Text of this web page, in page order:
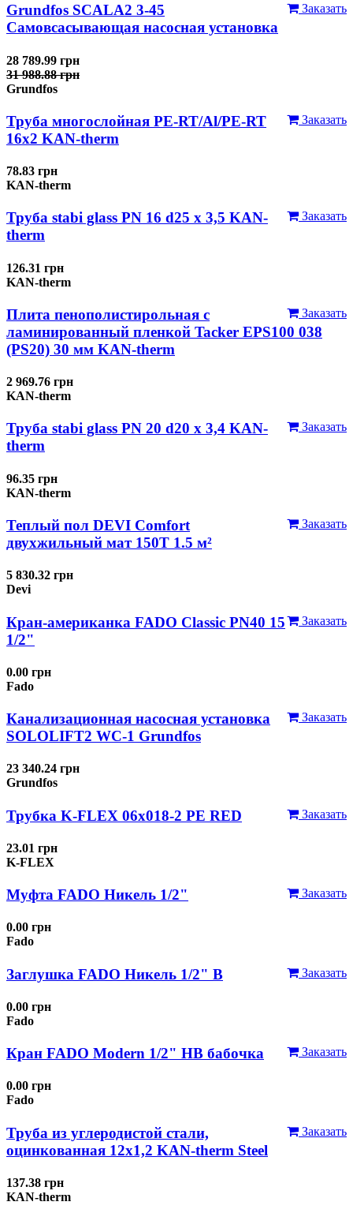
Заказать
Grundfos SCALA2 3-45
Самовсасывающая насосная установка
28 789.99 грн
31 988.88 грн
Grundfos
Заказать
Труба многослойная PE-RT/Al/PE-RT
16x2 KAN-therm
78.83 грн
KAN-therm
Заказать
Труба stabi glass PN 16 d25 х 3,5 KAN-
therm
126.31 грн
KAN-therm
Заказать
Плита пенополистирольная с
ламинированный пленкой Tacker EPS100 038
(PS20) 30 мм KAN-therm
2 969.76 грн
KAN-therm
Заказать
Труба stabi glass PN 20 d20 х 3,4 KAN-
therm
96.35 грн
KAN-therm
Заказать
Теплый пол DEVI Comfort
двухжильный мат 150T 1.5 м²
5 830.32 грн
Devi
Заказать
Кран-американка FADO Classic PN40 15
1/2"
0.00 грн
Fado
Заказать
Канализационная насосная установка
SOLOLIFT2 WC-1 Grundfos
23 340.24 грн
Grundfos
Заказать
Трубка K-FLEX 06x018-2 РЕ RED
23.01 грн
K-FLEX
Заказать
Муфта FADO Никель 1/2"
0.00 грн
Fado
Заказать
Заглушка FADO Никель 1/2" В
0.00 грн
Fado
Заказать
Кран FADO Modern 1/2" НВ бабочка
0.00 грн
Fado
Заказать
Труба из углеродистой стали,
оцинкованная 12x1,2 KAN-therm Steel
137.38 грн
KAN-therm